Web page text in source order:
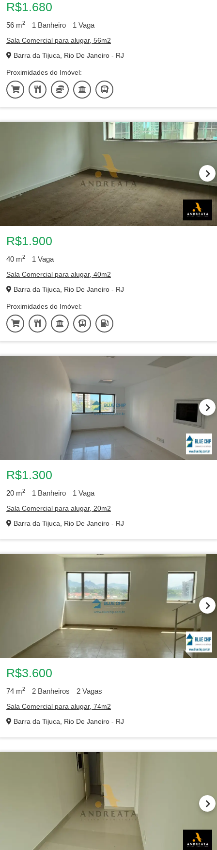
R$1.680
56 m2 1 Banheiro 1 Vaga
Sala Comercial para alugar, 56m2
Barra da Tijuca, Rio De Janeiro - RJ
Proximidades do Imóvel:
R$1.900
40 m2 1 Vaga
Sala Comercial para alugar, 40m2
Barra da Tijuca, Rio De Janeiro - RJ
Proximidades do Imóvel:
R$1.300
20 m2 1 Banheiro 1 Vaga
Sala Comercial para alugar, 20m2
Barra da Tijuca, Rio De Janeiro - RJ
R$3.600
74 m2 2 Banheiros 2 Vagas
Sala Comercial para alugar, 74m2
Barra da Tijuca, Rio De Janeiro - RJ
…
Barra da Tijuca